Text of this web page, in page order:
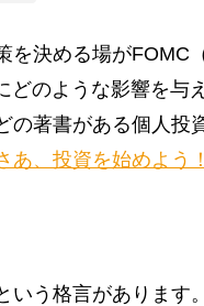
決める場がFOMC
のような影響を与
の著書がある個人投
あ、投資を始めよう
う格言があります